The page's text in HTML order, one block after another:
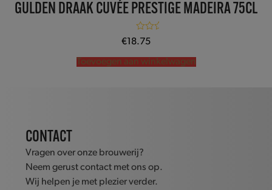
GULDEN DRAAK CUVÉE PRESTIGE MADEIRA 75CL
Gewaardeerd
5.00
€18.75
Toevoegen aan winkelwagen
CONTACT
Vragen over onze brouwerij?
Neem gerust contact met ons op.
Wij helpen je met plezier verder.